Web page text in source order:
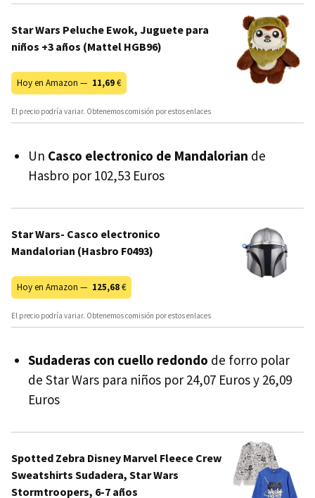
Star Wars Peluche Ewok, Juguete para
niños +3 años (Mattel HGB96)
Hoy en Amazon — 11,69€
El precio podría variar. Obtenemos comisión por estos enlaces
Un Casco electronico de Mandalorian de
Hasbro por 102,53 Euros
Star Wars- Casco electronico
Mandalorian (Hasbro F0493)
Hoy en Amazon — 125,68€
El precio podría variar. Obtenemos comisión por estos enlaces
Sudaderas con cuello redondo de forro polar
de Star Wars para niños por 24,07 Euros y 26,09
Euros
Spotted Zebra Disney Marvel Fleece Crew
Sweatshirts Sudadera, Star Wars
Stormtroopers, 6-7 años